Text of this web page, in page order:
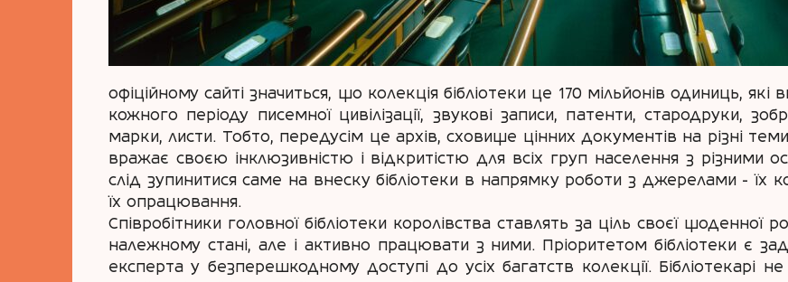
офіційному сайті значиться, що колекція бібліотеки це 170 мільйонів одиниць,
кожного періоду писемної цивілізації, звукові записи, патенти, стародруки,
марки, листи. Тобто, передусім це архів, сховище цінних документів на різні теми
вражає своєю інклюзивністю і відкритістю для всіх груп населення з різними
слід зупинитися саме на внеску бібліотеки в напрямку роботи з джерелами - їх
їх опрацювання.
Співробітники головної бібліотеки королівства ставлять за ціль своєї щоденної
належному стані, але і активно працювати з ними. Пріоритетом бібліотеки є
експерта у безперешкодному доступі до усіх багатств колекції. Бібліотекарі не